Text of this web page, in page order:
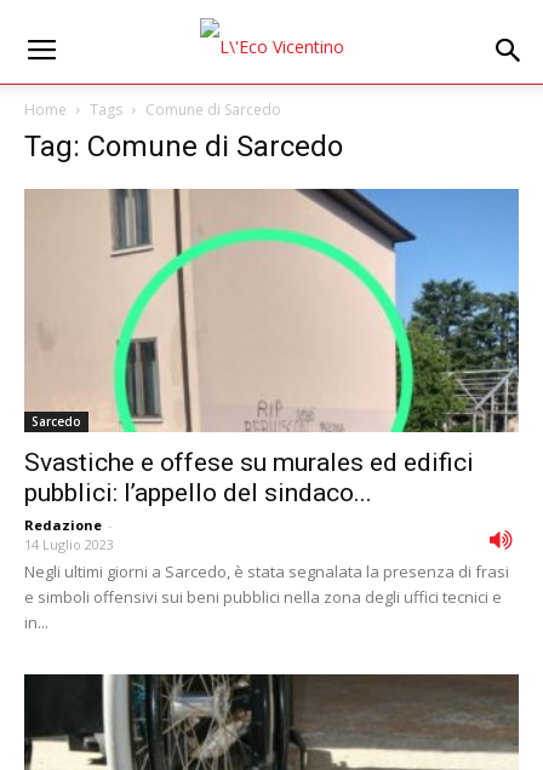
Home Tags Comune di Sarcedo
Tag: Comune di Sarcedo
Sarcedo
Svastiche e offese su murales ed edifici
pubblici: l’appello del sindaco...
Redazione -
14 Luglio 2023
Negli ultimi giorni a Sarcedo, è stata segnalata la presenza di frasi
e simboli offensivi sui beni pubblici nella zona degli uffici tecnici e
in...